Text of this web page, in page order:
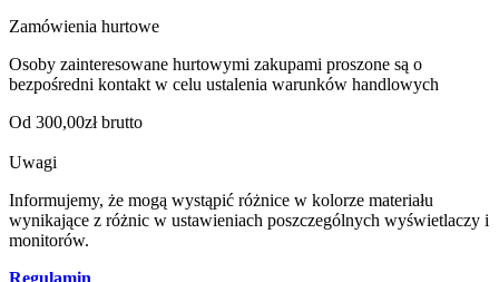
Zamówienia hurtowe
Osoby zainteresowane hurtowymi zakupami proszone są o
bezpośredni kontakt w celu ustalenia warunków handlowych
Od 300,00zł brutto
Uwagi
Informujemy, że mogą wystąpić różnice w kolorze materiału
wynikające z różnic w ustawieniach poszczególnych wyświetlaczy i
monitorów.